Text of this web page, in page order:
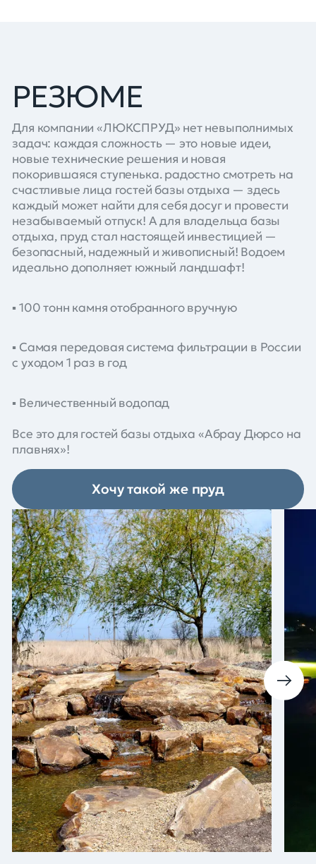
РЕЗЮМЕ
Для компании «ЛЮКСПРУД» нет невыполнимых
задач: каждая сложность — это новые идеи,
новые технические решения и новая
покорившаяся ступенька. радостно смотреть на
счастливые лица гостей базы отдыха — здесь
каждый может найти для себя досуг и провести
незабываемый отпуск! А для владельца базы
отдыха, пруд стал настоящей инвестицией —
безопасный, надежный и живописный! Водоем
идеально дополняет южный ландшафт!
▪️ 100 тонн камня отобранного вручную
▪️ Самая передовая система фильтрации в России
с уходом 1 раз в год
▪️ Величественный водопад
Все это для гостей базы отдыха «Абрау Дюрсо на
плавнях»!
Хочу такой же пруд